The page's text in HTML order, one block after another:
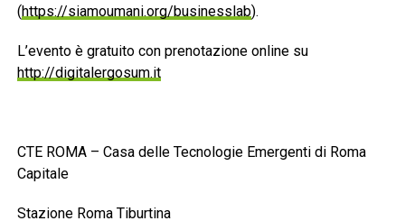
(https://siamoumani.org/businesslab).
L’evento è gratuito con prenotazione online su
http://digitalergosum.it
CTE ROMA – Casa delle Tecnologie Emergenti di Roma
Capitale
Stazione Roma Tiburtina